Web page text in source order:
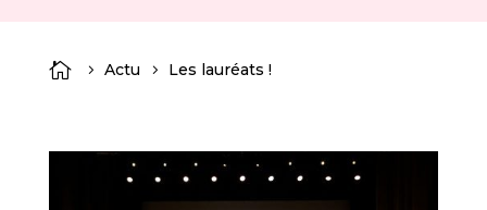
 Actu Les lauréats !